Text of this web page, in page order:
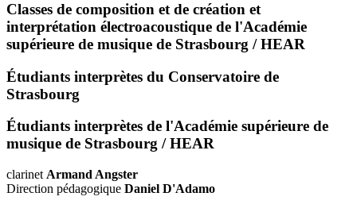
Classes de composition et de création et
interprétation électroacoustique de l'Académie
supérieure de musique de Strasbourg / HEAR
Étudiants interprètes du Conservatoire de
Strasbourg
Étudiants interprètes de l'Académie supérieure de
musique de Strasbourg / HEAR
clarinet Armand Angster
Direction pédagogique Daniel D'Adamo